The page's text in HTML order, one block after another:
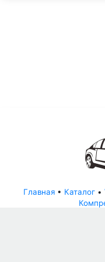
Главная • Каталог •